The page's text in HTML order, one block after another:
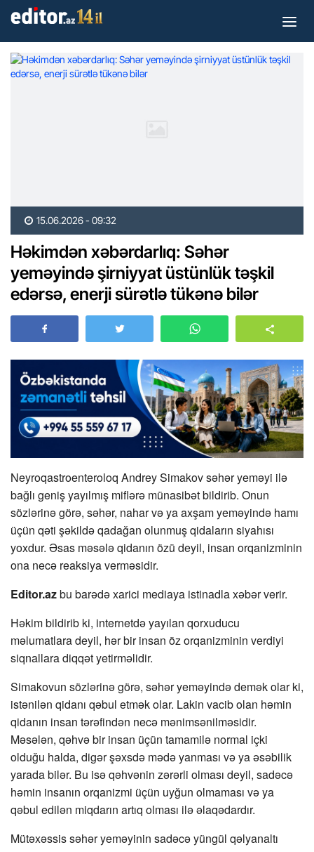
15.06.2026 - 09:32
Həkimdən xəbərdarlıq: Səhər
yeməyində şirniyyat üstünlük təşkil
edərsə, enerji sürətlə tükənə bilər
Neyroqastroenteroloq Andrey Simakov səhər yeməyi ilə
bağlı geniş yayılmış miflərə münasibət bildirib. Onun
sözlərinə görə, səhər, nahar və ya axşam yeməyində hamı
üçün qəti şəkildə qadağan olunmuş qidaların siyahısı
yoxdur. Əsas məsələ qidanın özü deyil, insan orqanizminin
ona necə reaksiya verməsidir.
Editor.azbu barədə xarici mediaya istinadla xəbər verir.
Həkim bildirib ki, internetdə yayılan qorxuducu
məlumatlara deyil, hər bir insan öz orqanizminin verdiyi
siqnallara diqqət yetirməlidir.
Simakovun sözlərinə görə, səhər yeməyində demək olar ki,
istənilən qidanı qəbul etmək olar. Lakin vacib olan həmin
qidanın insan tərəfindən necə mənimsənilməsidir.
Məsələn, qəhvə bir insan üçün tamamilə normal içki
olduğu halda, digər şəxsdə mədə yanması və ya əsəbilik
yarada bilər. Bu isə qəhvənin zərərli olması deyil, sadəcə
həmin insanın orqanizmi üçün uyğun olmaması və ya
qəbul edilən miqdarın artıq olması ilə əlaqədardır.
Mütəxəssis səhər yeməyinin sadəcə yüngül qəlyanaltı